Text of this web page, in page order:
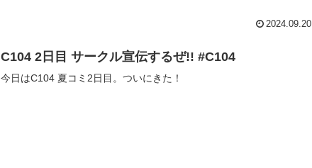
2024.09.20
C104 2日目 サークル宣伝するぜ!! #C104
今日はC104 夏コミ2日目。ついにきた！